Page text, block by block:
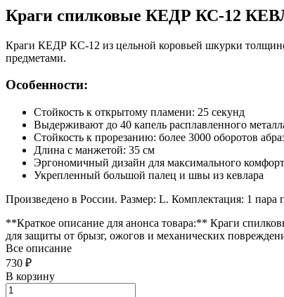
Краги спилковые КЕДР КС-12
Краги КЕДР КС-12 из цельной коровьей шкурки
предметами.
Особенности:
Стойкость к открытому пламени: 25 секунд
Выдерживают до 40 капель расплавленного
Стойкость к прорезанию: более 3000 оборотов
Длина с манжетой: 35 см
Эргономичный дизайн для максимального
Укрепленный большой палец и швы из кевлара
Произведено в России. Размер: L. Комплектация: 1 пара
**Краткое описание для анонса товара:** Краги
для защиты от брызг, ожогов и механических
Все описание
730 ₽
В корзину